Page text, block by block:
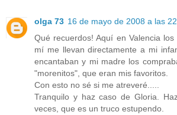
olga 73 16 de mayo de 2008 a las
Qué recuerdos! Aquí en Valencia
mí me llevan directamente a mi
encantaban y mi madre los
"morenitos", que eran mis favoritos.
Con esto no sé si me atreveré.....
Tranquilo y haz caso de Gloria.
veces, que es un truco estupendo.